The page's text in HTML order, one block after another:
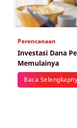
Perencanaan
Investasi Dana
Memulainya
Baca